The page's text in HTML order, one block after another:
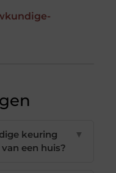
keuring
een huis?
▼